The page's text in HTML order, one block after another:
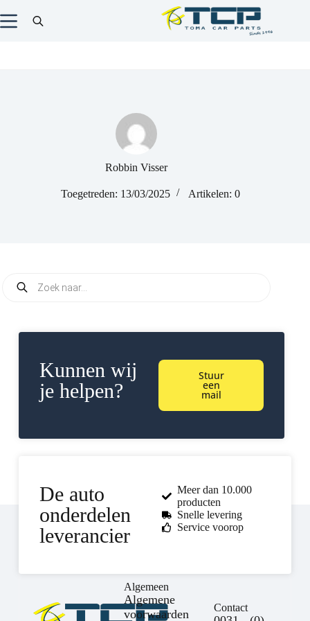
Robbin Visser
Toegetreden: 13/03/2025 Artikelen: 0
Kunnen wij
je helpen?
Stuur
een
mail
De auto
onderdelen
leverancier
Meer dan 10.000
producten
Snelle levering
Service voorop
Algemeen
Algemene
voorwaarden
Contact